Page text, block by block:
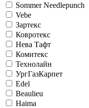
Sommer Needlepunch
Vebe
Зартекс
Ковротекс
Нева Тафт
Комитекс
Технолайн
УргГазКарпет
Edel
Beaulieu
Haima